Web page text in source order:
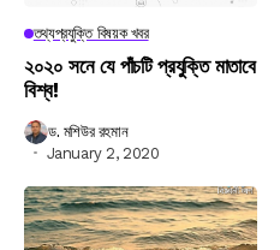
তথ্যপ্রযুক্তি বিষয়ক খবর
২০২০ সনে যে পাঁচটি প্রযুক্তি মাতাবে
বিশ্ব!
ড. মশিউর রহমান
January 2, 2020